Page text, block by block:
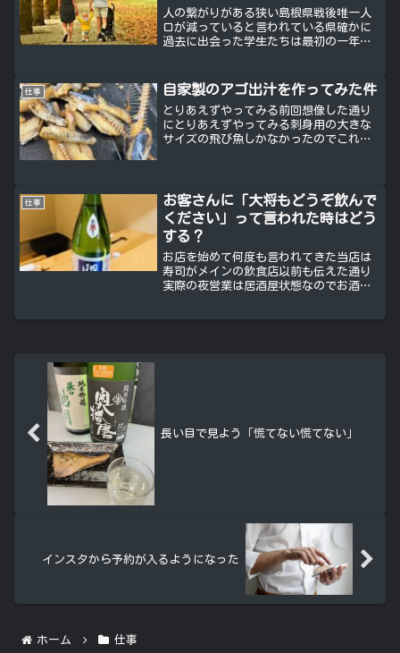
人の繋がりがある狭い島根県戦後唯一人
口が減っていると言われている県確かに
過去に出会った学生たちは最初の一年目
なりに考えるんだけど田舎だからこそ自
然に特化したものを強めて...
仕事 自家製のアゴ出汁を作ってみた件
とりあえずやってみる前回想像した通り
にとりあえずやってみる刺身用の大きな
サイズの飛び魚しかなかったのでこれで
ということなので水１リッ...
仕事
お客さんに「大将もどうぞ飲んで
ください」って言われた時はどう
する？
お店を始めて何度も言われてきた当店は
寿司がメインの飲食店以前も伝えた通り
実際の夜営業は居酒屋状態なのでお酒を
長い目で見よう「慌てない慌てない」
インスタから予約が入るようになった
ホーム 仕事